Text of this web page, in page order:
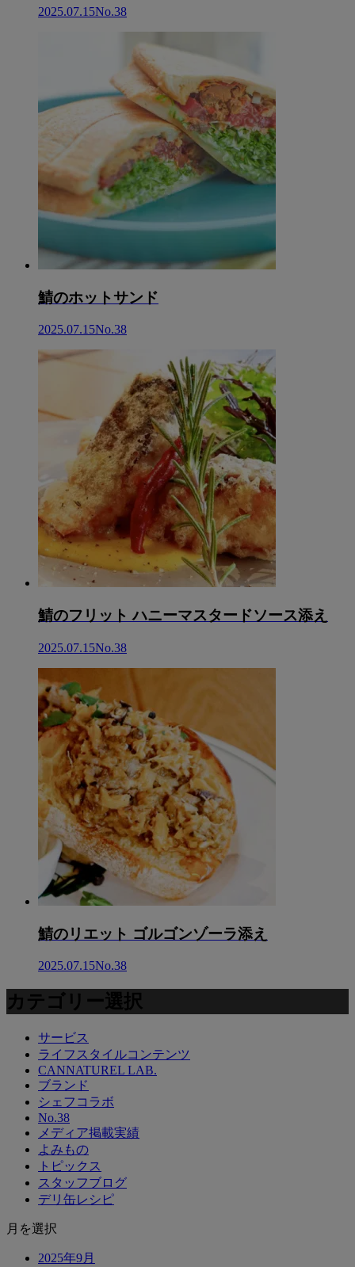
2025.07.15No.38
鯖のホットサンド
2025.07.15No.38
鯖のフリット ハニーマスタードソース添え
2025.07.15No.38
鯖のリエット ゴルゴンゾーラ添え
2025.07.15No.38
カテゴリー選択
サービス
ライフスタイルコンテンツ
CANNATUREL LAB.
ブランド
シェフコラボ
No.38
メディア掲載実績
よみもの
トピックス
スタッフブログ
デリ缶レシピ
月を選択
2025年9月